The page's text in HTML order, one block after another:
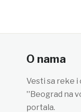
O nama
Vesti sa reke i
''Beograd na
portala.